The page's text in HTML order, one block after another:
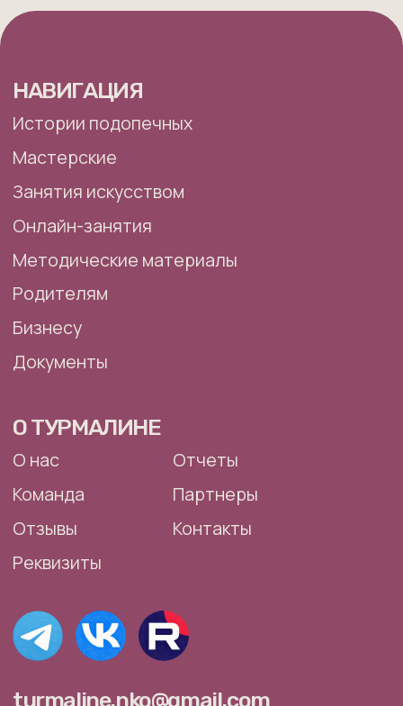
Благотворительное учреждение «Центр
социальной реабилитации «Турмалин» создано
развития